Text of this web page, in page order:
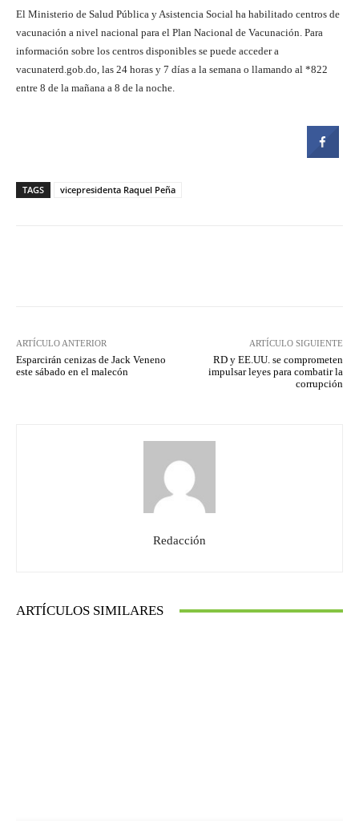
El Ministerio de Salud Pública y Asistencia Social ha habilitado centros de
vacunación a nivel nacional para el Plan Nacional de Vacunación. Para
información sobre los centros disponibles se puede acceder a
vacunaterd.gob.do, las 24 horas y 7 días a la semana o llamando al *822
entre 8 de la mañana a 8 de la noche.
TAGS vicepresidenta Raquel Peña
ARTÍCULO ANTERIOR
Esparcirán cenizas de Jack Veneno
este sábado en el malecón
ARTÍCULO SIGUIENTE
RD y EE.UU. se comprometen
impulsar leyes para combatir la
corrupción
Redacción
ARTÍCULOS SIMILARES